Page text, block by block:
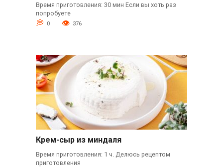
Время приготовления: 30 мин Если вы хоть раз
попробуете
0 376
Крем-сыр из миндаля
Время приготовления: 1 ч. Делюсь рецептом
приготовления